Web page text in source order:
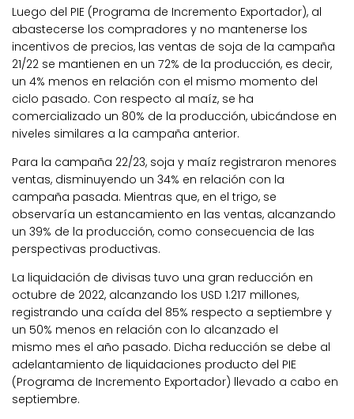
Luego del PIE (Programa de Incremento Exportador), al
abastecerse los compradores y no mantenerse los
incentivos de precios, las ventas de soja de la campaña
21/22 se mantienen en un 72% de la producción, es decir,
un 4% menos en relación con el mismo momento del
ciclo pasado. Con respecto al maíz, se ha
comercializado un 80% de la producción, ubicándose en
niveles similares a la campaña anterior.
Para la campaña 22/23, soja y maíz registraron menores
ventas, disminuyendo un 34% en relación con la
campaña pasada. Mientras que, en el trigo, se
observaría un estancamiento en las ventas, alcanzando
un 39% de la producción, como consecuencia de las
perspectivas productivas.
La liquidación de divisas tuvo una gran reducción en
octubre de 2022, alcanzando los USD 1.217 millones,
registrando una caída del 85% respecto a septiembre y
un 50% menos en relación con lo alcanzado el
mismo mes el año pasado. Dicha reducción se debe al
adelantamiento de liquidaciones producto del PIE
(Programa de Incremento Exportador) llevado a cabo en
septiembre.